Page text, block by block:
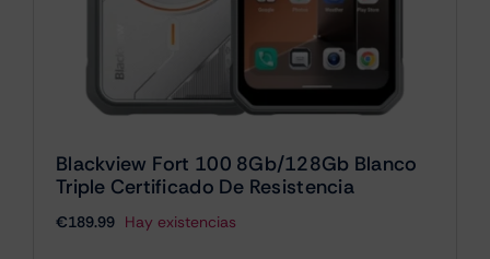
Blackview Fort 100 8Gb/128Gb Blanco
Triple Certificado De Resistencia
€189.99 Hay existencias